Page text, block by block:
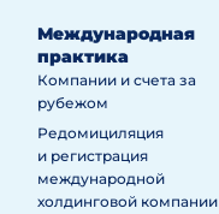
Международная
практика
Компании и счета за
рубежом
Редомициляция
и регистрация
международной
холдинговой компании